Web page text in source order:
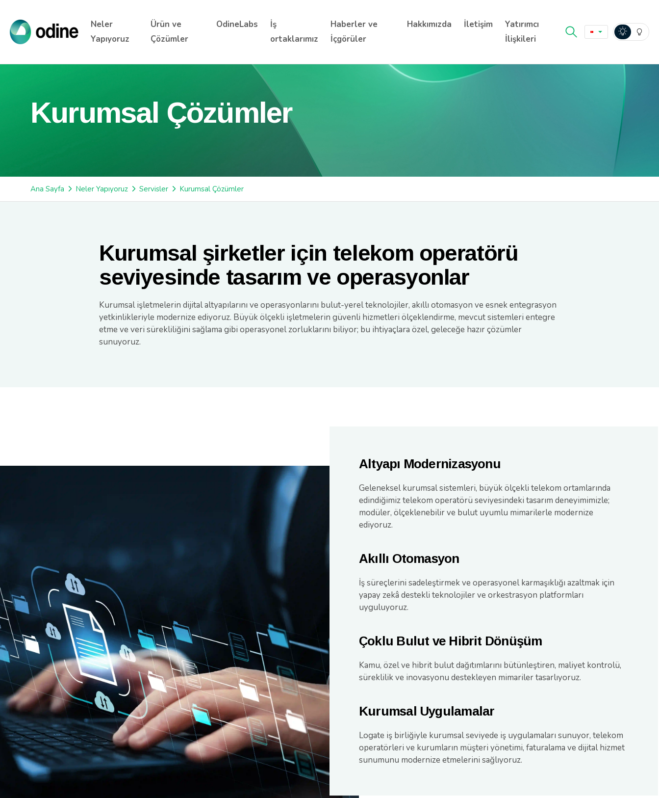
Neler
Yapıyoruz
Ürün ve
Çözümler
OdineLabs
İş
ortaklarımız
Haberler ve
İçgörüler
Hakkımızda İletişim
Yatırımcı
İlişkileri
Kurumsal Çözümler
Ana Sayfa Neler Yapıyoruz Servisler Kurumsal Çözümler
Kurumsal şirketler için telekom operatörü
seviyesinde tasarım ve operasyonlar
Kurumsal işletmelerin dijital altyapılarını ve operasyonlarını bulut-yerel teknolojiler, akıllı otomasyon ve esnek entegrasyon
yetkinlikleriyle modernize ediyoruz. Büyük ölçekli işletmelerin güvenli hizmetleri ölçeklendirme, mevcut sistemleri entegre
etme ve veri sürekliliğini sağlama gibi operasyonel zorluklarını biliyor; bu ihtiyaçlara özel, geleceğe hazır çözümler
sunuyoruz.
Altyapı Modernizasyonu
Geleneksel kurumsal sistemleri, büyük ölçekli telekom ortamlarında
edindiğimiz telekom operatörü seviyesindeki tasarım deneyimimizle;
modüler, ölçeklenebilir ve bulut uyumlu mimarilerle modernize
ediyoruz.
Akıllı Otomasyon
İş süreçlerini sadeleştirmek ve operasyonel karmaşıklığı azaltmak için
yapay zekâ destekli teknolojiler ve orkestrasyon platformları
uyguluyoruz.
Çoklu Bulut ve Hibrit Dönüşüm
Kamu, özel ve hibrit bulut dağıtımlarını bütünleştiren, maliyet kontrolü,
süreklilik ve inovasyonu destekleyen mimariler tasarlıyoruz.
Kurumsal Uygulamalar
Logate iş birliğiyle kurumsal seviyede iş uygulamaları sunuyor, telekom
operatörleri ve kurumların müşteri yönetimi, faturalama ve dijital hizmet
sunumunu modernize etmelerini sağlıyoruz.